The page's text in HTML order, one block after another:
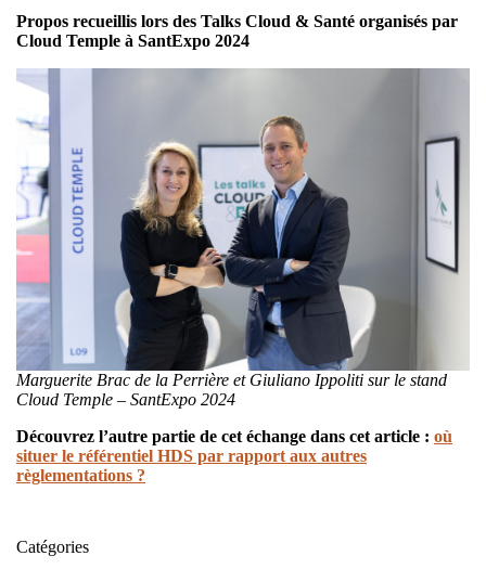
Propos recueillis lors des Talks Cloud & Santé organisés par
Cloud Temple à SantExpo 2024
Marguerite Brac de la Perrière et Giuliano Ippoliti sur le stand
Cloud Temple – SantExpo 2024
Découvrez l’autre partie de cet échange dans cet article : où
situer le référentiel HDS par rapport aux autres
règlementations ?
Catégories